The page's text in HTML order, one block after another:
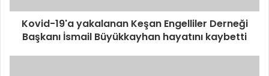
Kovid-19'a yakalanan Keşan Engelliler Derneği
Başkanı İsmail Büyükkayhan hayatını kaybetti